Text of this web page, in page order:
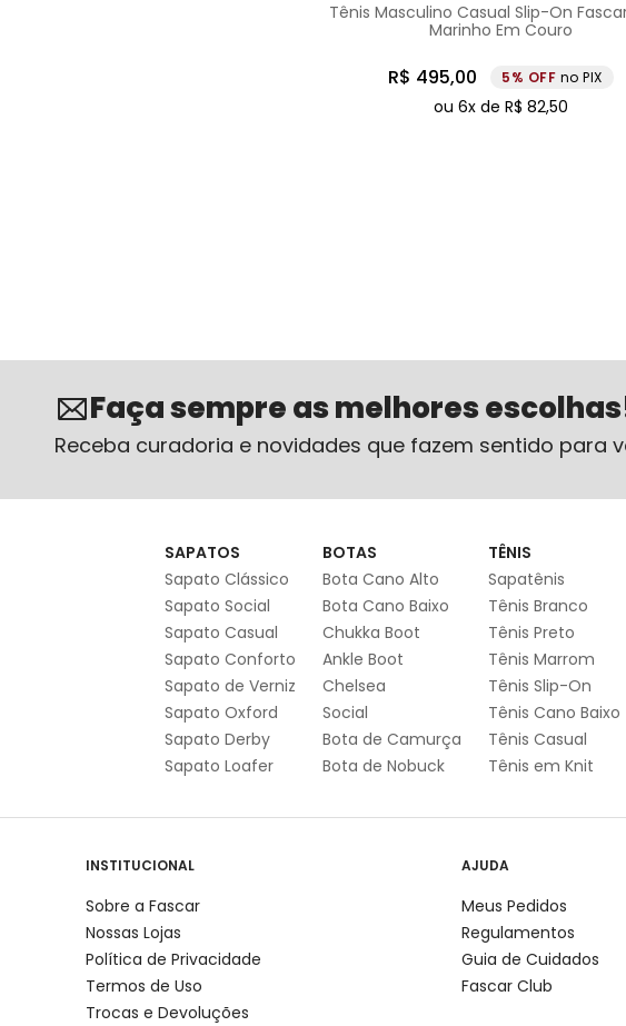
Tênis Masculino Casual Slip-On
Marinho Em Couro
R$ 495,00 5% no PIX
ou 6x de R$ 82,50
Faça sempre as melhores
Receba curadoria e novidades que fazem sentido para
SAPATOS
Sapato Clássico
Sapato Social
Sapato Casual
Sapato Conforto
Sapato de Verniz
Sapato Oxford
Sapato Derby
Sapato Loafer
BOTAS
Bota Cano Alto
Bota Cano Baixo
Chukka Boot
Ankle Boot
Chelsea
Social
Bota de Camurça
Bota de Nobuck
TÊNIS
Sapatênis
Tênis Branco
Tênis Preto
Tênis Marrom
Tênis Slip-On
Tênis Cano Baixo
Tênis Casual
Tênis em Knit
INSTITUCIONAL
Sobre a Fascar
Nossas Lojas
Política de Privacidade
Termos de Uso
Trocas e Devoluções
AJUDA
Meus Pedidos
Regulamentos
Guia de Cuidados
Fascar Club